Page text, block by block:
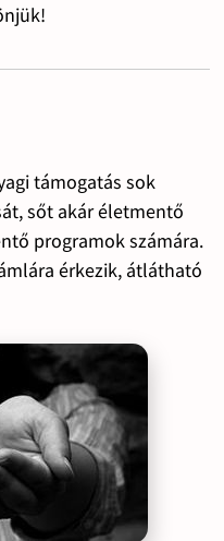
támogatás sok
sőt akár életmentő
programok számára.
érkezik, átlátható